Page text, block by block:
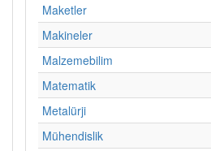
Maketler
Makineler
Malzemebilim
Matematik
Metalürji
Mühendislik